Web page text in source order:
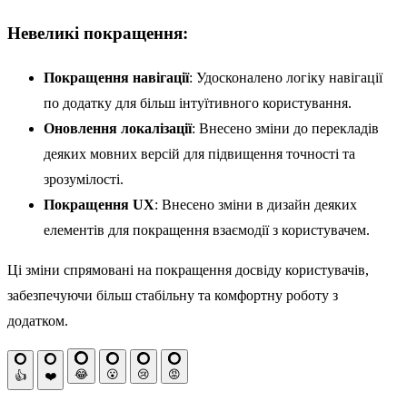
Невеликі покращення:
Покращення навігації: Удосконалено логіку навігації
по додатку для більш інтуїтивного користування.
Оновлення локалізації: Внесено зміни до перекладів
деяких мовних версій для підвищення точності та
зрозумілості.
Покращення UX: Внесено зміни в дизайн деяких
елементів для покращення взаємодії з користувачем.
Ці зміни спрямовані на покращення досвіду користувачів,
забезпечуючи більш стабільну та комфортну роботу з
додатком.
👍 ❤️ 😂 😮 😢 😡